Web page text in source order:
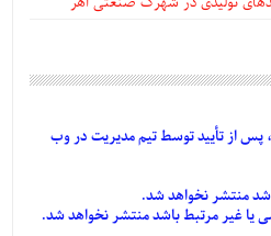
پس ازتأییدتوسط تیم مدیریت در وب
منتشر نخواهد شد.
یا غیر مرتبط باشد منتشر نخواهد شد.